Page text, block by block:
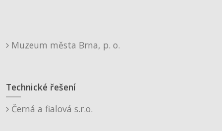
Muzeum města Brna, p. o.
Technické řešení
Černá a fialová s.r.o.